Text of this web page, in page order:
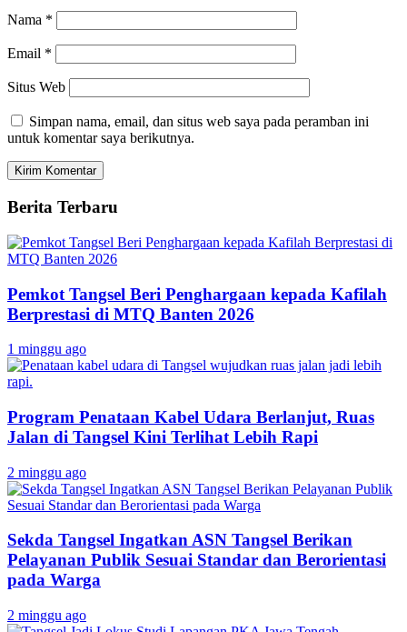
Nama *
Email *
Situs Web
Simpan nama, email, dan situs web saya pada peramban ini
untuk komentar saya berikutnya.
Berita Terbaru
Pemkot Tangsel Beri Penghargaan kepada Kafilah
Berprestasi di MTQ Banten 2026
1 minggu ago
Program Penataan Kabel Udara Berlanjut, Ruas
Jalan di Tangsel Kini Terlihat Lebih Rapi
2 minggu ago
Sekda Tangsel Ingatkan ASN Tangsel Berikan
Pelayanan Publik Sesuai Standar dan Berorientasi
pada Warga
2 minggu ago